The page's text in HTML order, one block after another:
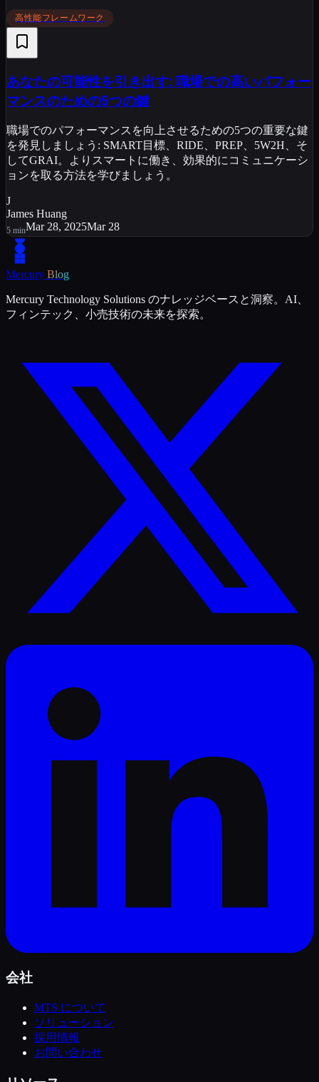
高性能フレームワーク
あなたの可能性を引き出す: 職場での高いパフォー
マンスのための5つの鍵
職場でのパフォーマンスを向上させるための5つの重要な鍵
を発見しましょう: SMART目標、RIDE、PREP、5W2H、そ
してGRAI。よりスマートに働き、効果的にコミュニケーシ
ョンを取る方法を学びましょう。
J
James Huang
5 minMar 28, 2025Mar 28
Mercury Blog
Mercury Technology Solutions のナレッジベースと洞察。AI、
フィンテック、小売技術の未来を探索。
会社
MTS について
ソリューション
採用情報
お問い合わせ